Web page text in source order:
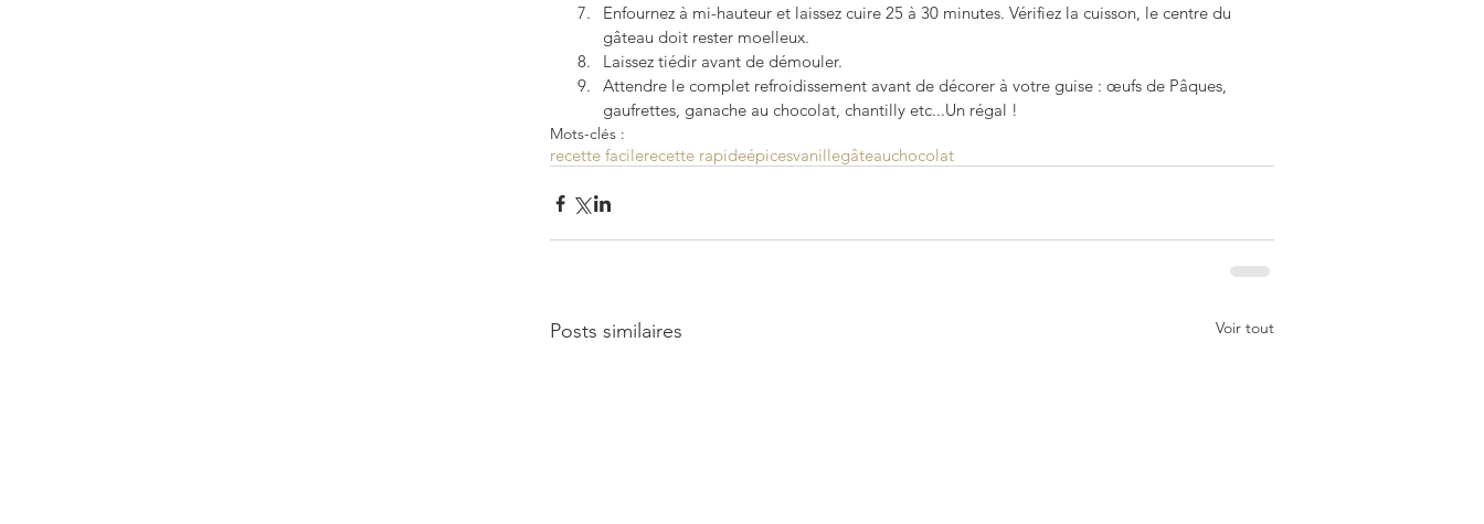
Enfournez à mi-hauteur et laissez cuire 25 à 30 minutes. Vérifiez la cuisson, le centre du
gâteau doit rester moelleux.
Laissez tiédir avant de démouler.
Attendre le complet refroidissement avant de décorer à votre guise : œufs de Pâques,
gaufrettes, ganache au chocolat, chantilly etc...Un régal !
Mots-clés :
recette facilerecette rapideépicesvanillegâteauchocolat
Posts similaires Voir tout